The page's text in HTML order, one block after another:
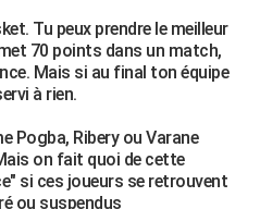
Tu peux prendre le meilleur
70 points dans un match,
Mais si au final ton équipe
à rien.
Pogba, Ribery ou Varane
on fait quoi de cette
si ces joueurs se retrouvent
ou suspendus